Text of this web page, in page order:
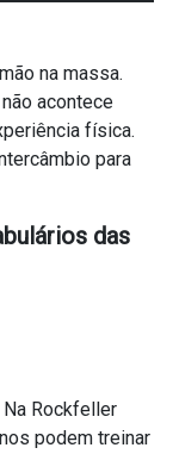
na massa.
acontece
física.
para
das
Rockfeller
podem treinar